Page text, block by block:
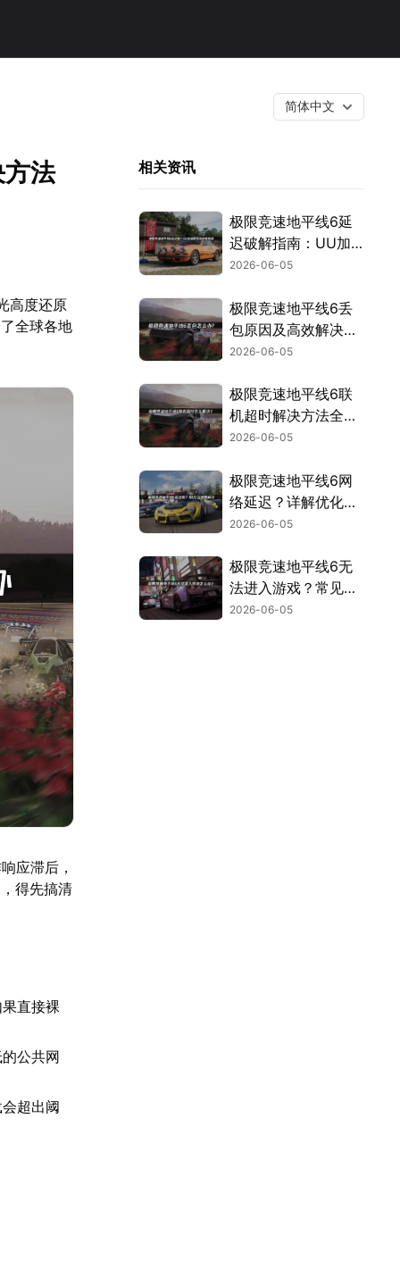
简体中文
法
高度还原
全球各地
应滞后，
得先搞清
直接裸
公共网
超出阈
相关资讯
极限竞速地平线6延
迟破解指南：UU加
速一步到位！
2026-06-05
极限竞速地平线6丢
包原因及高效解决方
案详解！
2026-06-05
极限竞速地平线6联
机超时解决方法全指
南！
2026-06-05
极限竞速地平线6网
络延迟？详解优化方
法与加速解决方案！
2026-06-05
极限竞速地平线6无
法进入游戏？常见原
因及解决方法汇总！
2026-06-05